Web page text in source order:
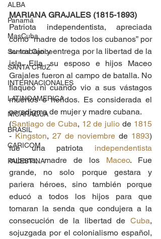
ALBA
Panamá
MasCuba
Somos Caribe
SANTA CRUZ
INTERNACIONALES
LATINOAMERICA
NICARAGUA
BRASIL
CARICOM
PALESTINA
MARIANA GRAJALES (1815-1893)
Patriota independentista, apreciada
como “madre de todos los cubanos” por
su trabajo y entrega por la libertad de la
isla. Ella, su esposo e hijos Maceo
Grajales fueron al campo de batalla. No
flaqueó ni cuando vio a sus vástagos
muertos o heridos. Es considerada el
paradigma de mujer y madre cubana.
(Santiago de Cuba, 12 de julio de 1815
- Kingston, 27 de noviembre de 1893)
fue una patriota independentista
cubana, madre de los Maceo. Fue
grande, no solo porque gestara y
pariera héroes, sino también porque
educó a todos los hijos para que
tomaran la senda que condujera a la
consecución de la libertad de Cuba,
sojuzgada por el colonialismo español,